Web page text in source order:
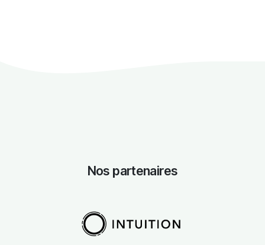
Nos partenaires